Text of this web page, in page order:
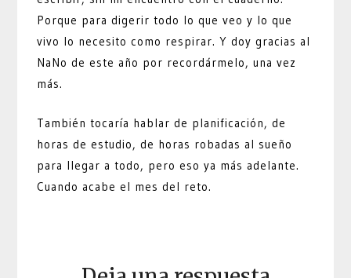
Porque para digerir todo lo que veo y lo que
vivo lo necesito como respirar. Y doy gracias al
NaNo de este año por recordármelo, una vez
más.
También tocaría hablar de planificación, de
horas de estudio, de horas robadas al sueño
para llegar a todo, pero eso ya más adelante.
Cuando acabe el mes del reto.